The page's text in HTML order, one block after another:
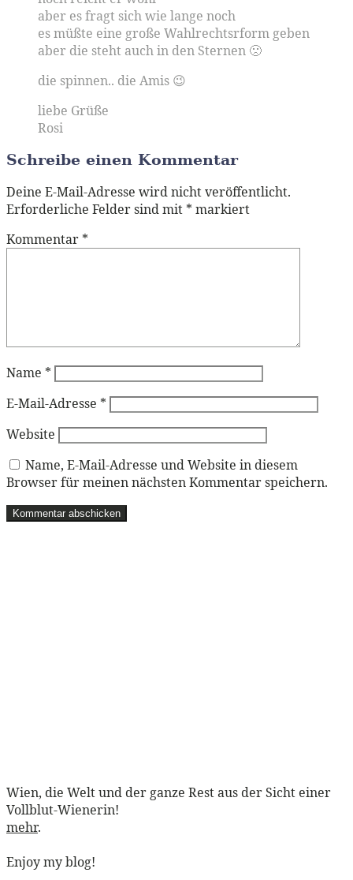
aber es fragt sich wie lange noch
es müßte eine große Wahlrechtsrform geben
aber die steht auch in den Sternen 🙁
die spinnen.. die Amis 😉
liebe Grüße
Rosi
Schreibe einen Kommentar
Deine E-Mail-Adresse wird nicht veröffentlicht.
Erforderliche Felder sind mit * markiert
Kommentar *
Name *
E-Mail-Adresse *
Website
Name, E-Mail-Adresse und Website in diesem
Browser für meinen nächsten Kommentar speichern.
Wien, die Welt und der ganze Rest aus der Sicht einer
Vollblut-Wienerin!
mehr.
Enjoy my blog!